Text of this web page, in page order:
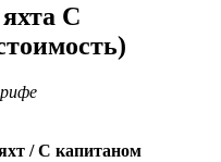
С
/ С капитаном